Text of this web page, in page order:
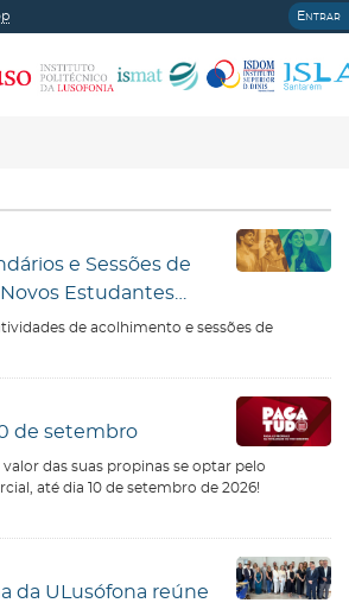
Entrar
e Sessões de
Estudantes
de acolhimento e sessões de
de setembro
das suas propinas se optar pelo
até dia 10 de setembro de 2026!
da ULusófona reúne